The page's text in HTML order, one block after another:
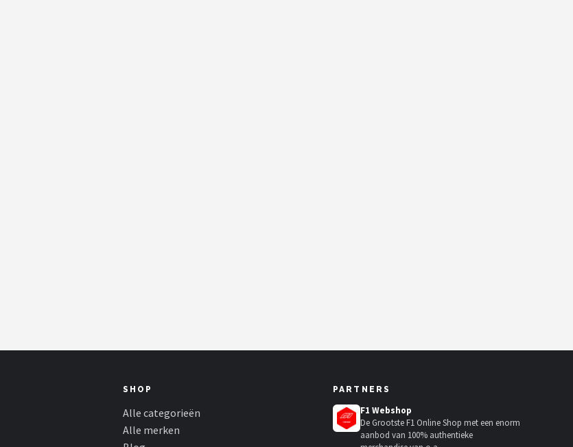
SHOP
Alle categorieën
Alle merken
PARTNERS
F1 Webshop
De Grootste F1 Online Shop met een enorm
aanbod van 100% authentieke